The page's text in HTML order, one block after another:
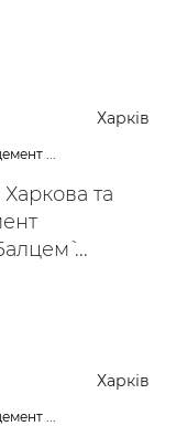
Харків
...
та
...
Харків
...